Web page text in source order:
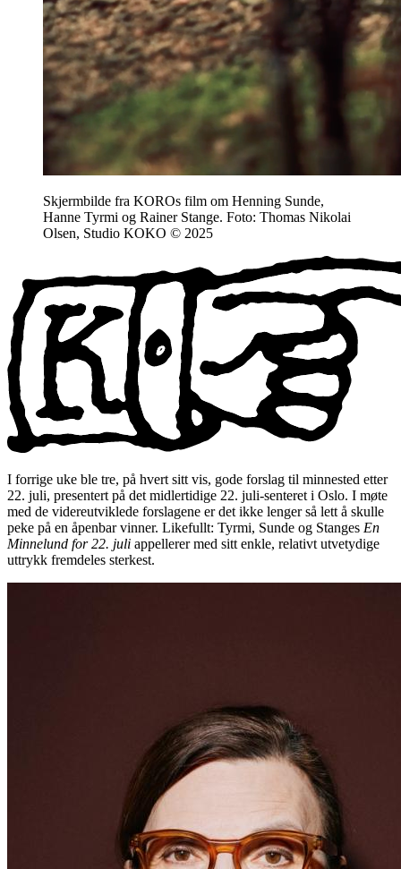
Skjermbilde fra KOROs film om Henning Sunde,
Hanne Tyrmi og Rainer Stange. Foto: Thomas Nikolai
Olsen, Studio KOKO © 2025
I forrige uke ble tre, på hvert sitt vis, gode forslag til minnested etter
22. juli, presentert på det midlertidige 22. juli-senteret i Oslo. I møte
med de videreutviklede forslagene er det ikke lenger så lett å skulle
peke på en åpenbar vinner. Likefullt: Tyrmi, Sunde og Stanges En
Minnelund for 22. juli appellerer med sitt enkle, relativt utvetydige
uttrykk fremdeles sterkest.